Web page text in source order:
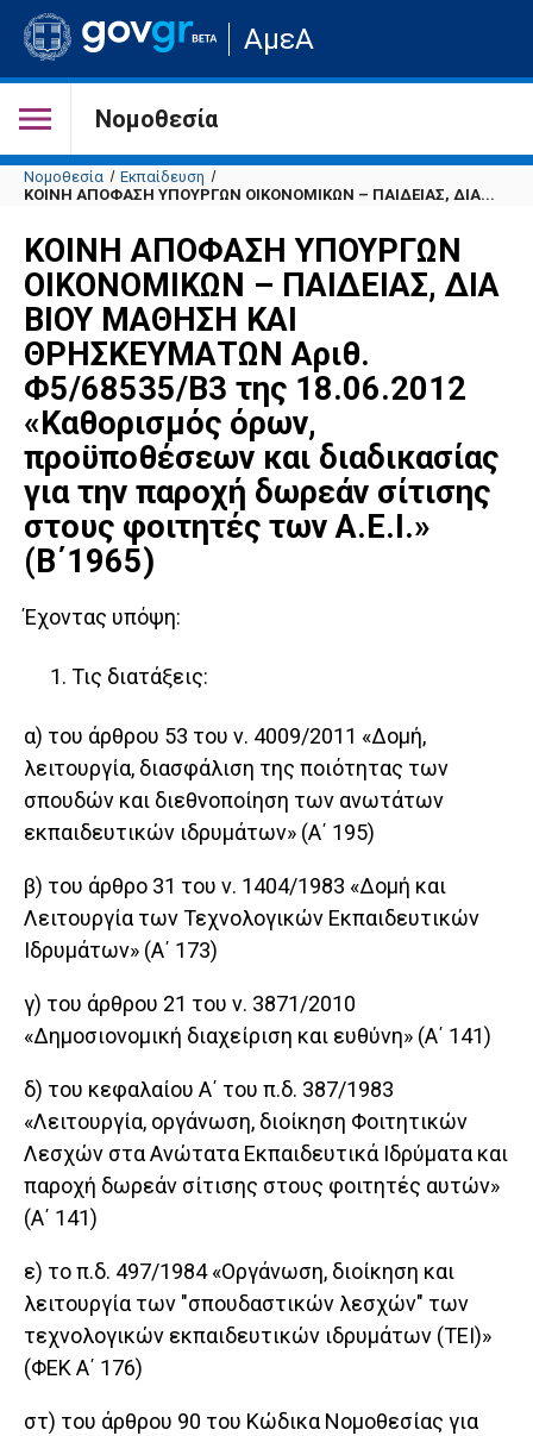
Μετάβαση
στην
σελίδα
του
ΑμεΑ
Νομοθεσία
Νομοθεσία
Εκπαίδευση
ΚΟΙΝΗ ΑΠΟΦΑΣΗ ΥΠΟΥΡΓΩΝ ΟΙΚΟΝΟΜΙΚΩΝ – ΠΑΙΔΕΙΑΣ, ΔΙΑ...
ΚΟΙΝΗ ΑΠΟΦΑΣΗ ΥΠΟΥΡΓΩΝ
ΟΙΚΟΝΟΜΙΚΩΝ – ΠΑΙΔΕΙΑΣ, ΔΙΑ
ΒΙΟΥ ΜΑΘΗΣΗ ΚΑΙ
ΘΡΗΣΚΕΥΜΑΤΩΝ Αριθ.
Φ5/68535/Β3 της 18.06.2012
«Καθορισμός όρων,
προϋποθέσεων και διαδικασίας
για την παροχή δωρεάν σίτισης
στους φοιτητές των Α.Ε.Ι.»
(Β΄1965)
Έχοντας υπόψη:
Τις διατάξεις:
α) του άρθρου 53 του ν. 4009/2011 «Δομή,
λειτουργία, διασφάλιση της ποιότητας των
σπουδών και διεθνοποίηση των ανωτάτων
εκπαιδευτικών ιδρυμάτων» (Α΄ 195)
β) του άρθρο 31 του ν. 1404/1983 «Δομή και
Λειτουργία των Τεχνολογικών Εκπαιδευτικών
Ιδρυμάτων» (Α΄ 173)
γ) του άρθρου 21 του ν. 3871/2010
«Δημοσιονομική διαχείριση και ευθύνη» (Α΄ 141)
δ) του κεφαλαίου Α΄ του π.δ. 387/1983
«Λειτουργία, οργάνωση, διοίκηση Φοιτητικών
Λεσχών στα Ανώτατα Εκπαιδευτικά Ιδρύματα και
παροχή δωρεάν σίτισης στους φοιτητές αυτών»
(Α΄ 141)
ε) το π.δ. 497/1984 «Οργάνωση, διοίκηση και
λειτουργία των "σπουδαστικών λεσχών" των
τεχνολογικών εκπαιδευτικών ιδρυμάτων (ΤΕΙ)»
(ΦΕΚ Α΄ 176)
στ) του άρθρου 90 του Κώδικα Νομοθεσίας για